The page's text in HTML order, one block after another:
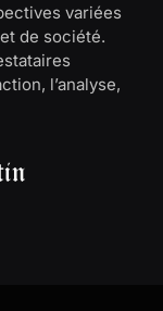
variées
de société.
l’analyse,